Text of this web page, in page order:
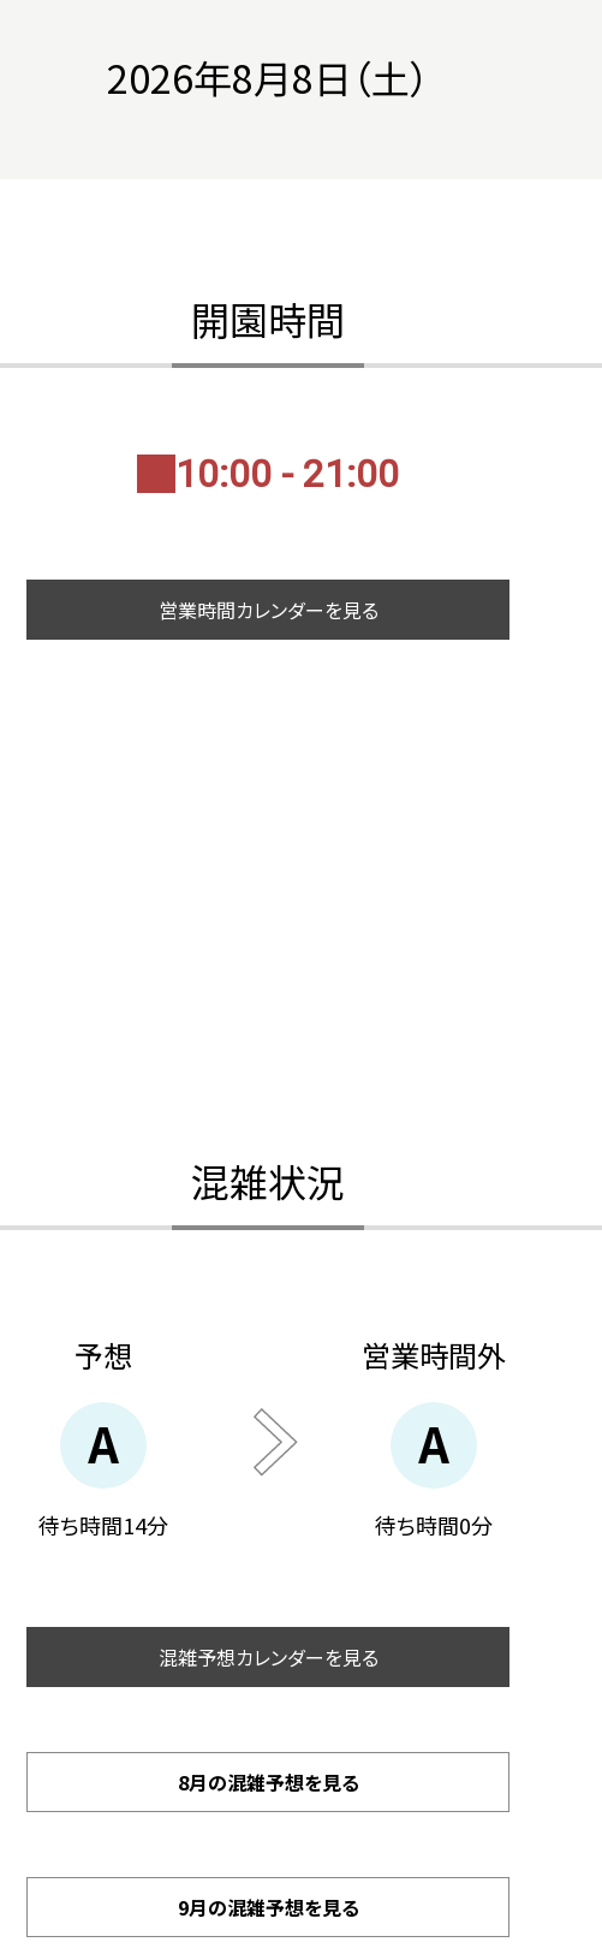
2026年8月8日（土）
開園時間
10:00 - 21:00
営業時間カレンダーを見る
混雑状況
予想
A
待ち時間14分
営業時間外
A
待ち時間0分
混雑予想カレンダーを見る
8月の混雑予想を見る
9月の混雑予想を見る